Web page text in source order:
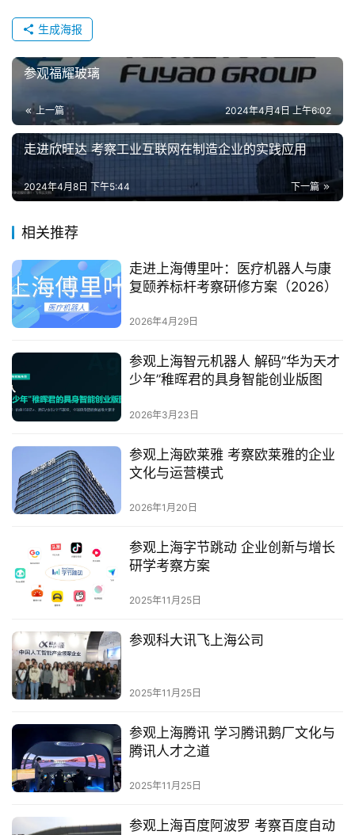
杆
训
生成海报
参观福耀玻璃
上一篇 2024年4月4日 上午6:02
走进欣旺达 考察工业互联网在制造企业的实践应用
下一篇
2024年4月8日 下午5:44
相关推荐
走进上海傅里叶：医疗机器人与康
复颐养标杆考察研修方案（2026）
2026年4月29日
参观上海智元机器人 解码”华为天才
少年”稚晖君的具身智能创业版图
2026年3月23日
参观上海欧莱雅 考察欧莱雅的企业
文化与运营模式
2026年1月20日
参观上海字节跳动 企业创新与增长
研学考察方案
2025年11月25日
参观科大讯飞上海公司
2025年11月25日
参观上海腾讯 学习腾讯鹅厂文化与
腾讯人才之道
2025年11月25日
参观上海百度阿波罗 考察百度自动